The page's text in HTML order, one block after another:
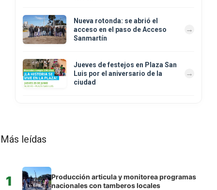
Nueva rotonda: se abrió el
acceso en el paso de Acceso
Sanmartín
Jueves de festejos en Plaza San
Luis por el aniversario de la
ciudad
Más leídas
1
Producción articula y monitorea programas
nacionales con tamberos locales